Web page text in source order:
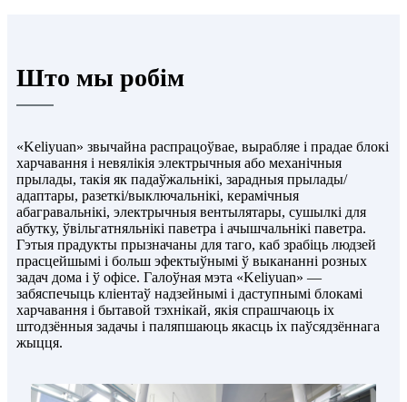
Што мы робім
«Keliyuan» звычайна распрацоўвае, вырабляе і прадае блокі
харчавання і невялікія электрычныя або механічныя
прылады, такія як падаўжальнікі, зарадныя прылады/
адаптары, разеткі/выключальнікі, керамічныя
абагравальнікі, электрычныя вентылятары, сушылкі для
абутку, ўвільгатняльнікі паветра і ачышчальнікі паветра.
Гэтыя прадукты прызначаны для таго, каб зрабіць людзей
прасцейшымі і больш эфектыўнымі ў выкананні розных
задач дома і ў офісе. Галоўная мэта «Keliyuan» —
забяспечыць кліентаў надзейнымі і даступнымі блокамі
харчавання і бытавой тэхнікай, якія спрашчаюць іх
штодзённыя задачы і паляпшаюць якасць іх паўсядзённага
жыцця.